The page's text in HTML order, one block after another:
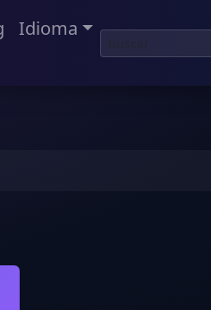
Idioma